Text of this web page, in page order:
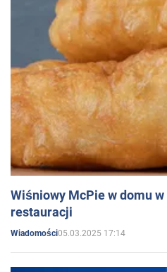
Wiśniowy McPie w domu
restauracji
Wiadomości05.03.2025 17:14